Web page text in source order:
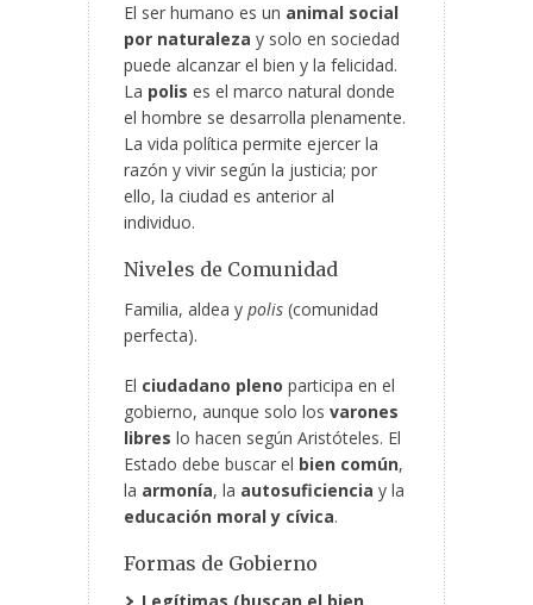
El ser humano es un animal social
por naturaleza y solo en sociedad
puede alcanzar el bien y la felicidad.
La polis es el marco natural donde
el hombre se desarrolla plenamente.
La vida política permite ejercer la
razón y vivir según la justicia; por
ello, la ciudad es anterior al
individuo.
Niveles de Comunidad
Familia, aldea y polis (comunidad
perfecta).
El ciudadano pleno participa en el
gobierno, aunque solo los varones
libres lo hacen según Aristóteles. El
Estado debe buscar el bien común,
la armonía, la autosuficiencia y la
educación moral y cívica.
Formas de Gobierno